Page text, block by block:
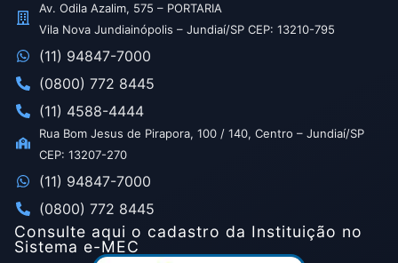
Av. Odila Azalim, 575 – PORTARIA
Vila Nova Jundiainópolis – Jundiaí/SP CEP: 13210-795
(11) 94847-7000
(0800) 772 8445
(11) 4588-4444
Rua Bom Jesus de Pirapora, 100 / 140, Centro – Jundiaí/SP
CEP: 13207-270
(11) 94847-7000
(0800) 772 8445
Consulte aqui o cadastro da Instituição no
Sistema e-MEC